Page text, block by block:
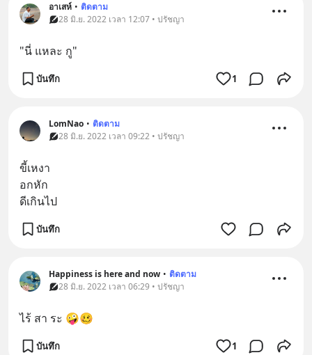
อาเสห์ • ติดตาม
28 มิ.ย. 2022 เวลา 12:07 • ปรัชญา
"นี่ แหละ กู"
บันทึก 1
LomNao • ติดตาม
28 มิ.ย. 2022 เวลา 09:22 • ปรัชญา
ขี้เหงา
อกหัก
ดีเกินไป
บันทึก
Happiness is here and now • ติดตาม
28 มิ.ย. 2022 เวลา 06:29 • ปรัชญา
ไร้ สา ระ 🤪🥴
บันทึก 1